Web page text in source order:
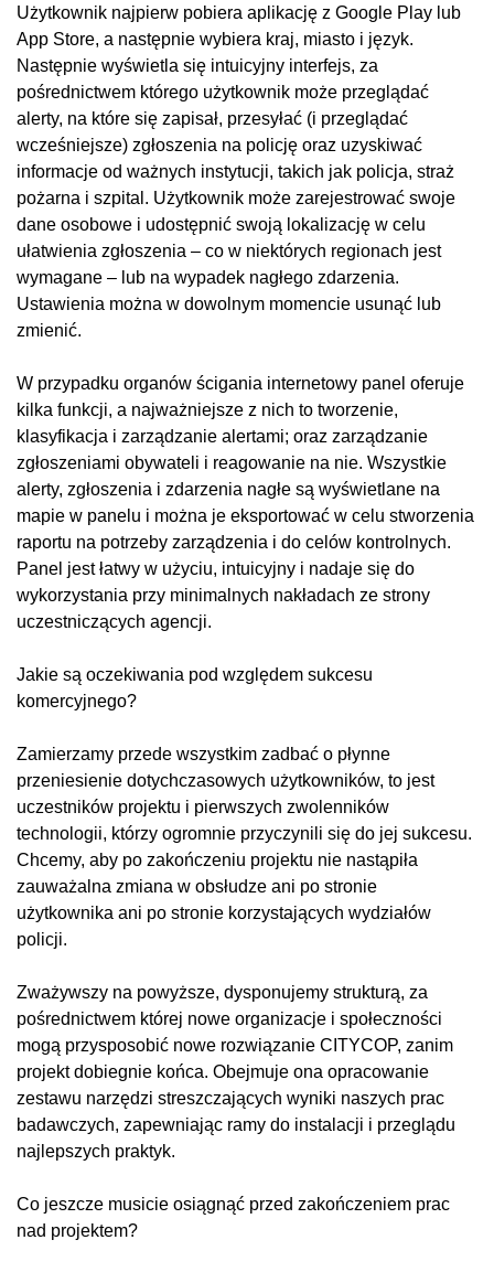
Użytkownik najpierw pobiera aplikację z Google Play lub
App Store, a następnie wybiera kraj, miasto i język.
Następnie wyświetla się intuicyjny interfejs, za
pośrednictwem którego użytkownik może przeglądać
alerty, na które się zapisał, przesyłać (i przeglądać
wcześniejsze) zgłoszenia na policję oraz uzyskiwać
informacje od ważnych instytucji, takich jak policja, straż
pożarna i szpital. Użytkownik może zarejestrować swoje
dane osobowe i udostępnić swoją lokalizację w celu
ułatwienia zgłoszenia – co w niektórych regionach jest
wymagane – lub na wypadek nagłego zdarzenia.
Ustawienia można w dowolnym momencie usunąć lub
zmienić.
W przypadku organów ścigania internetowy panel oferuje
kilka funkcji, a najważniejsze z nich to tworzenie,
klasyfikacja i zarządzanie alertami; oraz zarządzanie
zgłoszeniami obywateli i reagowanie na nie. Wszystkie
alerty, zgłoszenia i zdarzenia nagłe są wyświetlane na
mapie w panelu i można je eksportować w celu stworzenia
raportu na potrzeby zarządzenia i do celów kontrolnych.
Panel jest łatwy w użyciu, intuicyjny i nadaje się do
wykorzystania przy minimalnych nakładach ze strony
uczestniczących agencji.
Jakie są oczekiwania pod względem sukcesu
komercyjnego?
Zamierzamy przede wszystkim zadbać o płynne
przeniesienie dotychczasowych użytkowników, to jest
uczestników projektu i pierwszych zwolenników
technologii, którzy ogromnie przyczynili się do jej sukcesu.
Chcemy, aby po zakończeniu projektu nie nastąpiła
zauważalna zmiana w obsłudze ani po stronie
użytkownika ani po stronie korzystających wydziałów
policji.
Zważywszy na powyższe, dysponujemy strukturą, za
pośrednictwem której nowe organizacje i społeczności
mogą przysposobić nowe rozwiązanie CITYCOP, zanim
projekt dobiegnie końca. Obejmuje ona opracowanie
zestawu narzędzi streszczających wyniki naszych prac
badawczych, zapewniając ramy do instalacji i przeglądu
najlepszych praktyk.
Co jeszcze musicie osiągnąć przed zakończeniem prac
nad projektem?